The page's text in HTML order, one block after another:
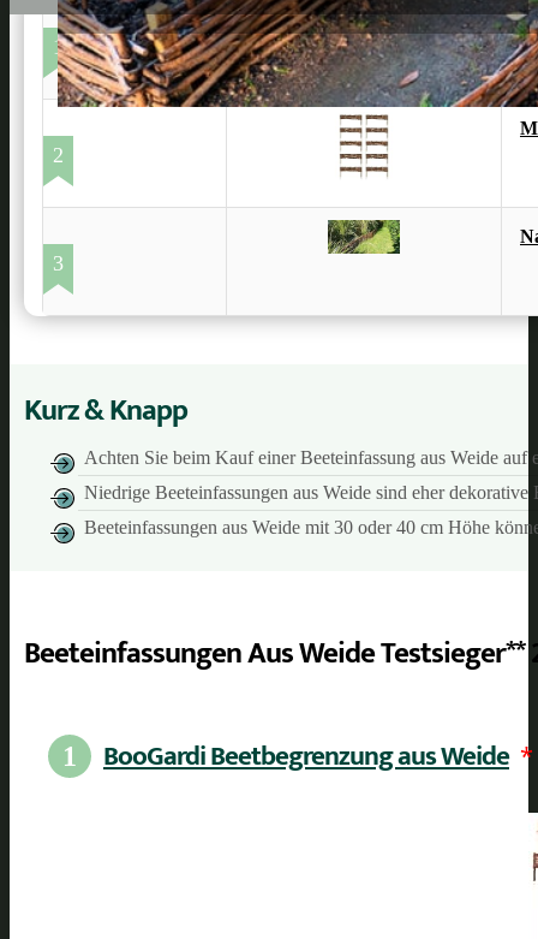
1
2
3
Kurz & Knapp
Achten Sie beim Kauf einer Beeteinfassung aus Weide
Niedrige Beeteinfassungen aus Weide sind eher
Beeteinfassungen aus Weide mit 30 oder 40 cm Höhe
Beeteinfassungen Aus Weide Testsieger**
1 BooGardi Beetbegrenzung aus Weide *